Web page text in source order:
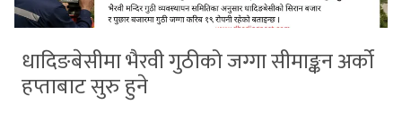
धादिङबेसीमा भैरवी गुठीको जग्गा सीमाङ्कन अर्को
हप्ताबाट सुरु हुने